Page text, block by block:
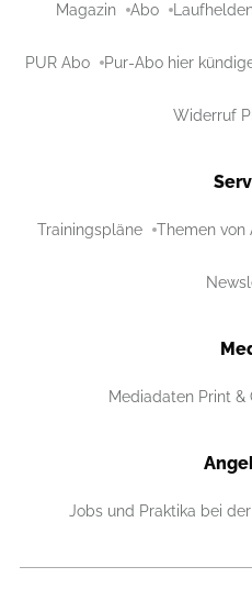
Magazin Abo
PUR Abo Pur-Abo hier
Widerruf
Trainingspläne Themen von
Mediadaten Print &
Jobs und Praktika bei